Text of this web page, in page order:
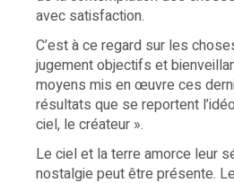
avec satisfaction.
C’est à ce regard sur les
jugement objectifs et
moyens mis en œuvre ces
résultats que se reportent
ciel, le créateur ».
Le ciel et la terre amorce leur
nostalgie peut être présente.